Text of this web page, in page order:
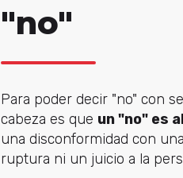
"no"
Para poder decir "no" con
cabeza es que un "no" es
una disconformidad con
ruptura ni un juicio a la